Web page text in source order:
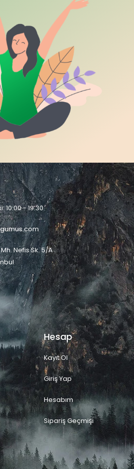
- 19:30
Nefis Sk. 5/A
Hesap
Kayıt Ol
Giriş Yap
Hesabım
Sipariş Geçmişi